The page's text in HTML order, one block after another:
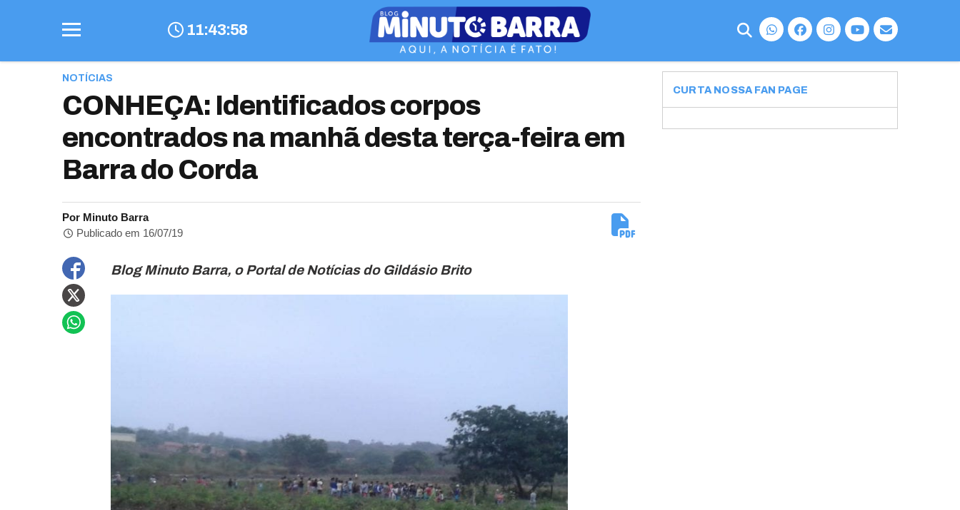
11:43:59
NOTÍCIAS
CONHEÇA: Identificados corpos
encontrados na manhã desta terça-feira em
Barra do Corda
Por Minuto Barra
Publicado em 16/07/19
Blog Minuto Barra, o Portal de Notícias do Gildásio Brito
CURTA NOSSA FAN PAGE